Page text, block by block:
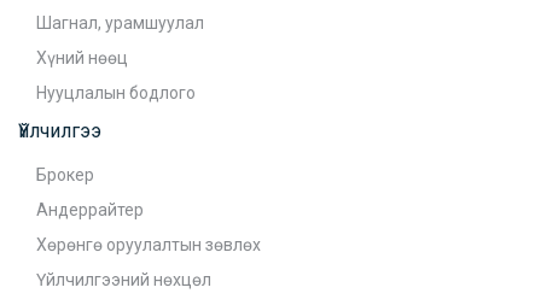
Шагнал, урамшуулал
Хүний нөөц
Нууцлалын бодлого
Үйлчилгээ
Брокер
Андеррайтер
Хөрөнгө оруулалтын зөвлөх
Үйлчилгээний нөхцөл